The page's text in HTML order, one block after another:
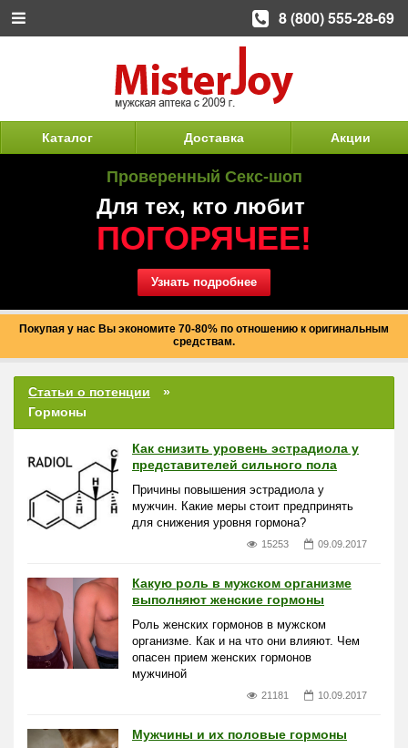
Каталог Доставка Акции
Проверенный Секс-шоп
Для тех, кто любит
ПОГОРЯЧЕЕ!
Узнать подробнее
Покупая у нас Вы экономите 70-80% по отношению к оригинальным
средствам.
Статьи о потенции
Гормоны
Как снизить уровень эстрадиола у
представителей сильного пола
Причины повышения эстрадиола у
мужчин. Какие меры стоит предпринять
для снижения уровня гормона?
15253 09.09.2017
Какую роль в мужском организме
выполняют женские гормоны
Роль женских гормонов в мужском
организме. Как и на что они влияют. Чем
опасен прием женских гормонов
мужчиной
21181 10.09.2017
Мужчины и их половые гормоны
8 (800) 555-28-69